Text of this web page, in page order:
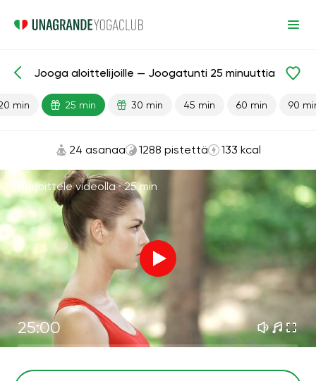
Valmiit oppitunnit Alku
Jooga aloittelijoille — Joogatunti 25 minuuttia
min 25 min 30 min 45 min 60 min 90
24 asanaa 1288 pistettä 133 kcal
Harjoittele videolla ·25 min
25:00